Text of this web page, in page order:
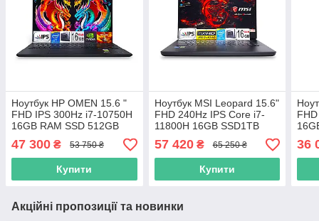
Ноутбук HP OMEN 15.6 "
FHD IPS 300Hz i7-10750H
16GB RAM SSD 512GB
Nvidia RTX 3070 8GB
47 300 ₴ 53 750 ₴
Купити
Ноутбук MSI Leopard 15.6"
FHD 240Hz IPS Core i7-
11800H 16GB SSD1TB
Nvidia RTX 3080 8GB
57 420₴ 65 250 ₴
Купити
36
Акційні пропозиції та новинки